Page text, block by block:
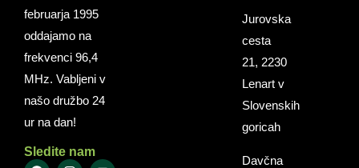
februarja 1995
oddajamo na
frekvenci 96,4
MHz. Vabljeni v
našo družbo 24
ur na dan!
Sledite nam
Jurovska
cesta
21, 2230
Lenart v
Slovenskih
goricah
Davčna